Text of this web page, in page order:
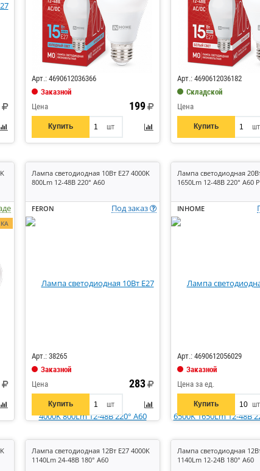
Код: 841040
Арт.: 4690612036366
Заказной
Цена
199
Купить шт
Код: 739586
Арт.: 4690612036182
Складской
Цена
Купить шт
Лампа светодиодная 10Вт E27 4000K
800Lm 12-48В 220° A60
FERON Под заказ
Арт.: 38265
Заказной
Цена
283
Купить шт
Лампа светодиодная
1650Lm 12-48В 220° A60
INHOME
Арт.: 4690612056029
Заказной
Цена за ед.
Купить шт
Лампа светодиодная 12Вт E27 4000K
1140Lm 24-48В 180° A60
Лампа светодиодная
1140Lm 12-24В 180° A60